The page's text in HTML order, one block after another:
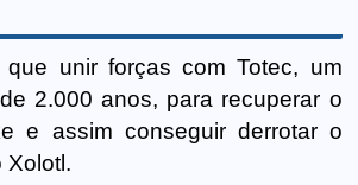
unir forças com Totec, um
2.000 anos, para recuperar o
e assim conseguir derrotar o
Xolotl.